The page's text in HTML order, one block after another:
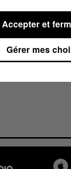
pour Arthur
pénaltouche
cravate de
(33e), les
Gérer mes
Accepter et